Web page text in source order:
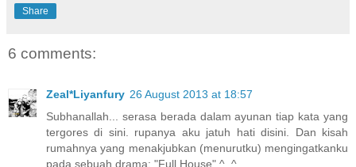
Share
6 comments:
Zeal*Liyanfury 26 August 2013 at 18:57
Subhanallah... serasa berada dalam ayunan tiap kata yang
tergores di sini. rupanya aku jatuh hati disini. Dan kisah
rumahnya yang menakjubkan (menurutku) mengingatkanku
pada sebuah drama: "Full House" ^_^